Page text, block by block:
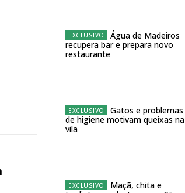
conteúdo online
conteúdos Exclusivos para
Água de Madeiros
recupera bar e prepara novo
restaurante
Gatos e problemas
de higiene motivam queixas na
vila
Maçã, chita e